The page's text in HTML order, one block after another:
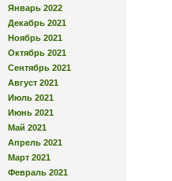
Январь 2022
Декабрь 2021
Ноябрь 2021
Октябрь 2021
Сентябрь 2021
Август 2021
Июль 2021
Июнь 2021
Май 2021
Апрель 2021
Март 2021
Февраль 2021